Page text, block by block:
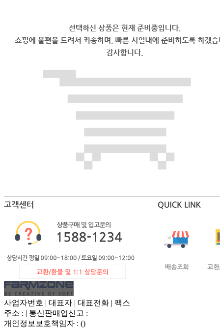
사업자번호 | 대표자 | 대표전화 | 팩스
주소 : | 통신판매업신고 :
개인정보보호책임자 : ()